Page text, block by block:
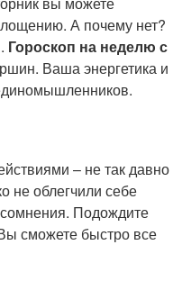
А почему нет?
Гороскоп на неделю с
Ваша энергетика и
– не так давно
не облегчили себе
Подождите
сможете быстро все